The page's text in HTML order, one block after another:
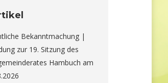
Bekanntmachung |
zur 19. Sitzung des
Hambuch am